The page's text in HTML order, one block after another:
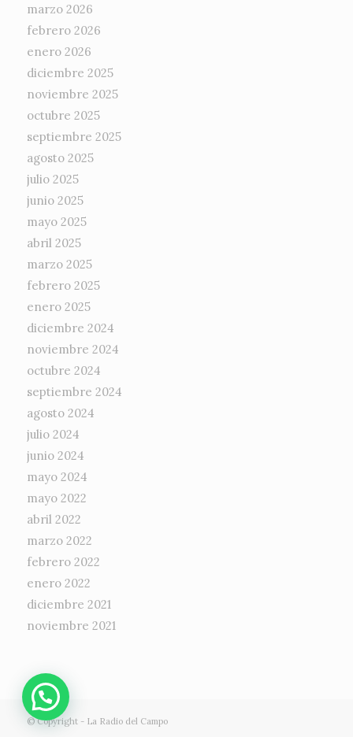
marzo 2026
febrero 2026
enero 2026
diciembre 2025
noviembre 2025
octubre 2025
septiembre 2025
agosto 2025
julio 2025
junio 2025
mayo 2025
abril 2025
marzo 2025
febrero 2025
enero 2025
diciembre 2024
noviembre 2024
octubre 2024
septiembre 2024
agosto 2024
julio 2024
junio 2024
mayo 2024
mayo 2022
abril 2022
marzo 2022
febrero 2022
enero 2022
diciembre 2021
noviembre 2021
© Copyright - La Radio del Campo